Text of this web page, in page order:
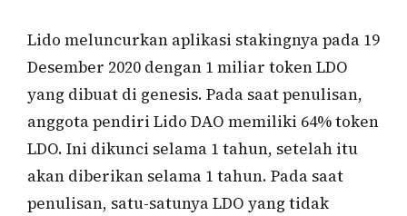
Lido meluncurkan aplikasi stakingnya pada 19
Desember 2020 dengan 1 miliar token LDO
yang dibuat di genesis. Pada saat penulisan,
anggota pendiri Lido DAO memiliki 64% token
LDO. Ini dikunci selama 1 tahun, setelah itu
akan diberikan selama 1 tahun. Pada saat
penulisan, satu-satunya LDO yang tidak